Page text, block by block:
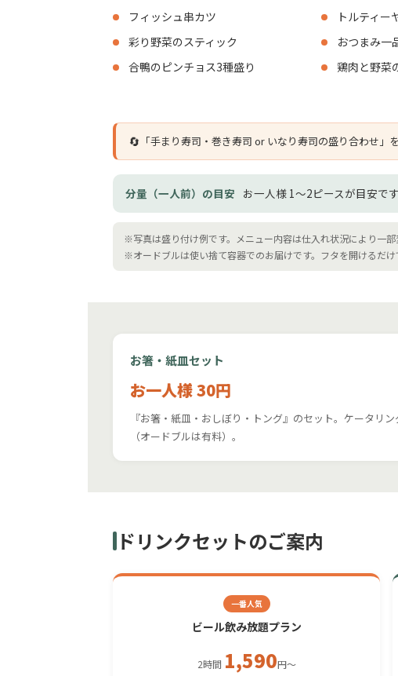
フィッシュ串カツ
トルティー
彩り野菜のスティック
おつまみ一
合鴨のピンチョス3種盛り
鶏肉と野菜
🔄 「手まり寿司・巻き寿司 or いなり寿司の盛り合わせ
分量（一人前）の目安 お一人様 1〜2ピースが目安で
※写真は盛り付け例です。メニュー内容は仕入れ状況により一部
※オードブルは使い捨て容器でのお届けです。フタを開けるだけ
お箸・紙皿セット
お一人様 30円
『お箸・紙皿・おしぼり・トング』のセット。ケータリ
（オードブルは有料）。
ドリンクセットのご案内
一番人気
ビール飲み放題プラン
2時間 1,590円〜